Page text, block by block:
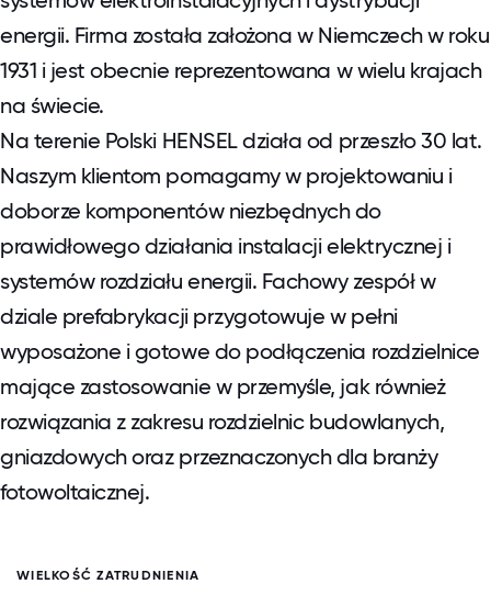
energii. Firma została założona w Niemczech w roku
1931 i jest obecnie reprezentowana w wielu krajach
na świecie.
Na terenie Polski HENSEL działa od przeszło 30 lat.
Naszym klientom pomagamy w projektowaniu i
doborze komponentów niezbędnych do
prawidłowego działania instalacji elektrycznej i
systemów rozdziału energii. Fachowy zespół w
dziale prefabrykacji przygotowuje w pełni
wyposażone i gotowe do podłączenia rozdzielnice
mające zastosowanie w przemyśle, jak również
rozwiązania z zakresu rozdzielnic budowlanych,
gniazdowych oraz przeznaczonych dla branży
fotowoltaicznej.
WIELKOŚĆ ZATRUDNIENIA